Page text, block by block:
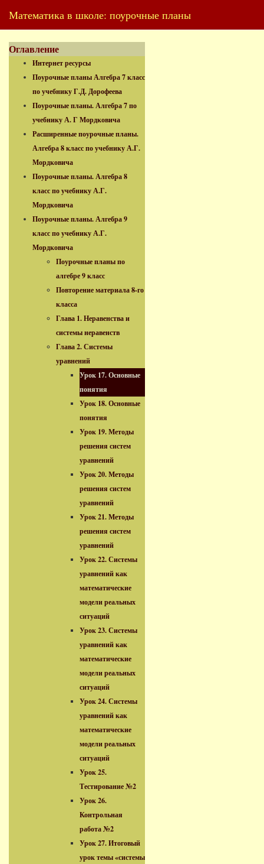
Математика в школе: поурочные планы
Оглавление
Интернет ресурсы
Поурочные планы Алгебра 7 класс
по учебнику Г.Д. Дорофеева
Поурочные планы. Алгебра 7 по
учебнику А. Г Мордковича
Расширенные поурочные планы.
Алгебра 8 класс по учебнику А.Г.
Мордковича
Поурочные планы. Алгебра 8
класс по учебнику А.Г.
Мордковича
Поурочные планы. Алгебра 9
класс по учебнику А.Г.
Мордковича
Поурочные планы по
алгебре 9 класс
Повторение материала 8-го
класса
Глава 1. Неравенства и
системы неравенств
Глава 2. Системы
уравнений
Урок 17. Основные
понятия
Урок 18. Основные
понятия
Урок 19. Методы
решения систем
уравнений
Урок 20. Методы
решения систем
уравнений
Урок 21. Методы
решения систем
уравнений
Урок 22. Системы
уравнений как
математические
модели реальных
ситуаций
Урок 23. Системы
уравнений как
математические
модели реальных
ситуаций
Урок 24. Системы
уравнений как
математические
модели реальных
ситуаций
Урок 25.
Тестирование №2
Урок 26.
Контрольная
работа №2
Урок 27. Итоговый
урок темы «системы